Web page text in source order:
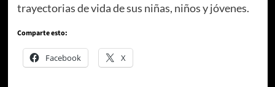
trayectorias de vida de sus niñas, niños y jóvenes.
Comparte esto:
Facebook X